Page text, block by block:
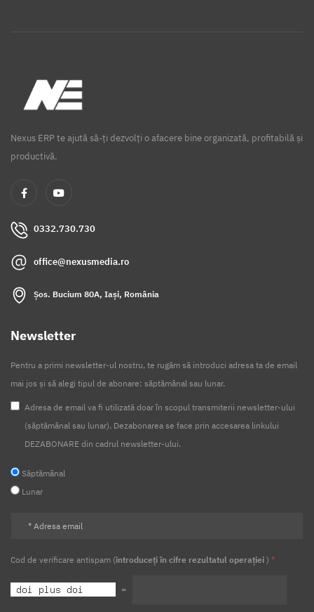
Nexus ERP te ajută să-ți dezvolți o afacere bine organizată, profitabilă și
productivă.
0332.730.730
office@nexusmedia.ro
Șos. Bucium 80A, Iași, România
Newsletter
Pentru a primi newsletter-ul nostru, te rugăm să introduci adresa ta de email
mai jos și să alegi tipul de abonare: săptămânal sau lunar.
Adresa de email va fi utilizată doar în scopul transmiterii newsletter-ului
(săptămânal sau lunar). Dezabonarea se face prin accesarea linkului
DEZABONARE din cadrul newsletter-ului.
Săptămânal
Lunar
Cod de verificare antispam (introduceți în cifre rezultatul operației ) *
=